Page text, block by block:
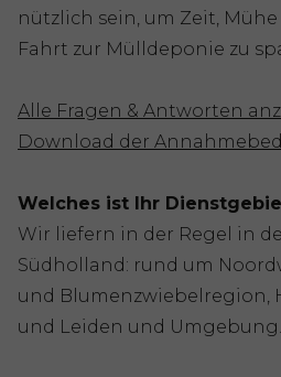
nützlich sein, um Zeit,
Fahrt zur Mülldeponie zu
Alle Fragen & Antworten
Download der
Welches ist Ihr
Wir liefern in der Regel in
Südholland: rund um
und Blumenzwiebelregion,
und Leiden und Umgebung.